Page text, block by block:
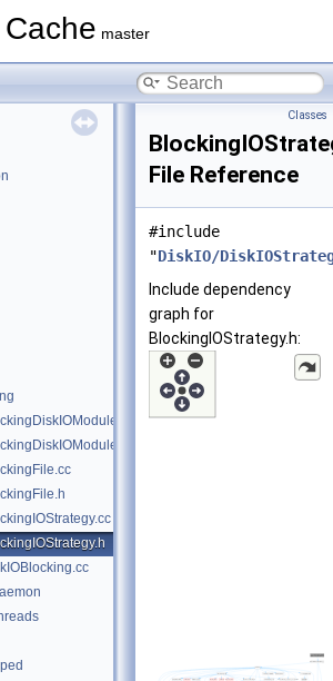
master
Classes
File Reference
#include
"DiskIO/
Include dependency
graph for
BlockingIOStrategy.h: